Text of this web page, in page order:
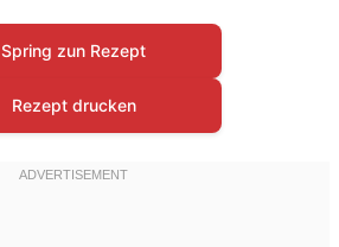
Spring zun Rezept
Rezept drucken